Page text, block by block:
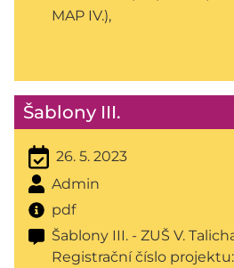
MAP IV.),
Šablony III.
26. 5. 2023
Admin
pdf
Šablony III. - ZUŠ V.
Registrační číslo projektu: